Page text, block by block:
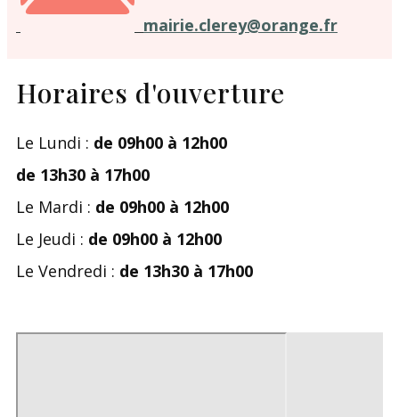
mairie.clerey@orange.fr
Horaires d'ouverture
Le Lundi : de 09h00 à 12h00
de 13h30 à 17h00
Le Mardi : de 09h00 à 12h00
Le Jeudi : de 09h00 à 12h00
Le Vendredi : de 13h30 à 17h00